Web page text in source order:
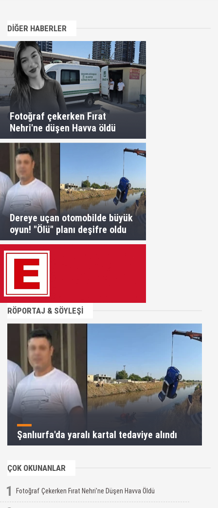
DİĞER HABERLER
Fotoğraf çekerken Fırat
Nehri'ne düşen Havva öldü
Dereye uçan otomobilde büyük
oyun! "Ölü" planı deşifre oldu
RÖPORTAJ & SÖYLEŞİ
Şanlıurfa'da yaralı kartal tedaviye alındı
ÇOK OKUNANLAR
1 Fotoğraf Çekerken Fırat Nehri'ne Düşen Havva Öldü